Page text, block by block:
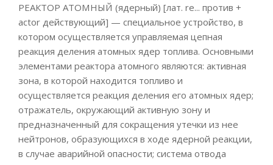
РЕАКТОР АТОМНЫЙ (ядерный) [лат. re... против +
actor действующий] — специальное устройство, в
котором осуществляется управляемая цепная
реакция деления атомных ядер топлива. Основными
элементами реактора атомного являются: активная
зона, в которой находится топливо и
осуществляется реакция деления его атомных ядер;
отражатель, окружающий активную зону и
предназначенный для сокращения утечки из нее
нейтронов, образующихся в ходе ядерной реакции,
в случае аварийной опасности; система отвода